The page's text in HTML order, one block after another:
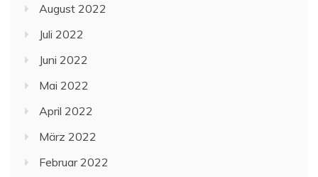
August 2022
Juli 2022
Juni 2022
Mai 2022
April 2022
März 2022
Februar 2022